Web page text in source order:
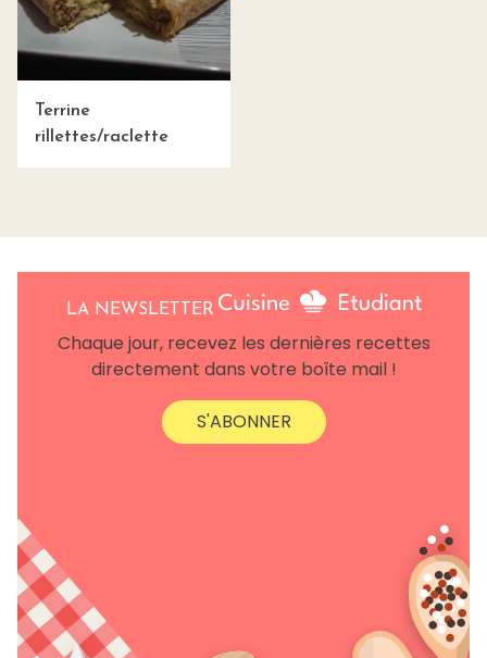
Terrine
rillettes/raclette
LA NEWSLETTER
Chaque jour, recevez les dernières recettes
directement dans votre boîte mail !
S'ABONNER